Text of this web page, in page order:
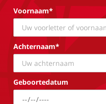
Voornaam*
Achternaam*
Geboortedatum